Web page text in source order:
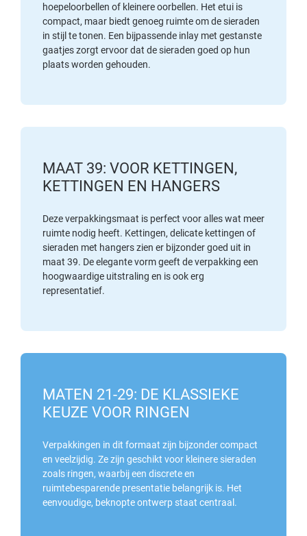
hoepeloorbellen of kleinere oorbellen. Het etui is
compact, maar biedt genoeg ruimte om de sieraden
in stijl te tonen. Een bijpassende inlay met gestanste
gaatjes zorgt ervoor dat de sieraden goed op hun
plaats worden gehouden.
MAAT 39: VOOR KETTINGEN,
KETTINGEN EN HANGERS
Deze verpakkingsmaat is perfect voor alles wat meer
ruimte nodig heeft. Kettingen, delicate kettingen of
sieraden met hangers zien er bijzonder goed uit in
maat 39. De elegante vorm geeft de verpakking een
hoogwaardige uitstraling en is ook erg
representatief.
MATEN 21-29: DE KLASSIEKE
KEUZE VOOR RINGEN
Verpakkingen in dit formaat zijn bijzonder compact
en veelzijdig. Ze zijn geschikt voor kleinere sieraden
zoals ringen, waarbij een discrete en
ruimtebesparende presentatie belangrijk is. Het
eenvoudige, beknopte ontwerp staat centraal.